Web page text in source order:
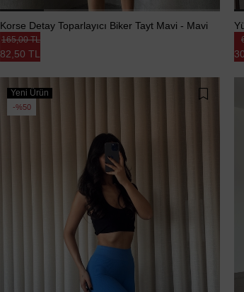
Korse Detay Toparlayıcı Biker Tayt Mavi - Mavi
82,50 TL
165,00 TL
Yeni Ürün
%50